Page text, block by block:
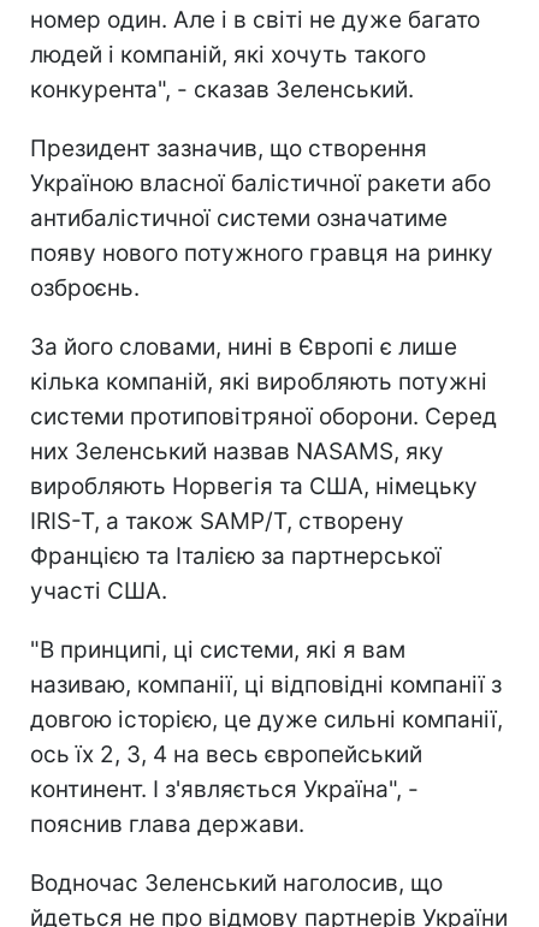
номер один. Але і в світі не дуже багато
людей і компаній, які хочуть такого
конкурента", - сказав Зеленський.
Президент зазначив, що створення
Україною власної балістичної ракети або
антибалістичної системи означатиме
появу нового потужного гравця на ринку
озброєнь.
За його словами, нині в Європі є лише
кілька компаній, які виробляють потужні
системи протиповітряної оборони. Серед
них Зеленський назвав NASAMS, яку
виробляють Норвегія та США, німецьку
IRIS-T, а також SAMP/T, створену
Францією та Італією за партнерської
участі США.
"В принципі, ці системи, які я вам
називаю, компанії, ці відповідні компанії з
довгою історією, це дуже сильні компанії,
ось їх 2, 3, 4 на весь європейський
континент. І з'являється Україна", -
пояснив глава держави.
Водночас Зеленський наголосив, що
йдеться не про відмову партнерів України